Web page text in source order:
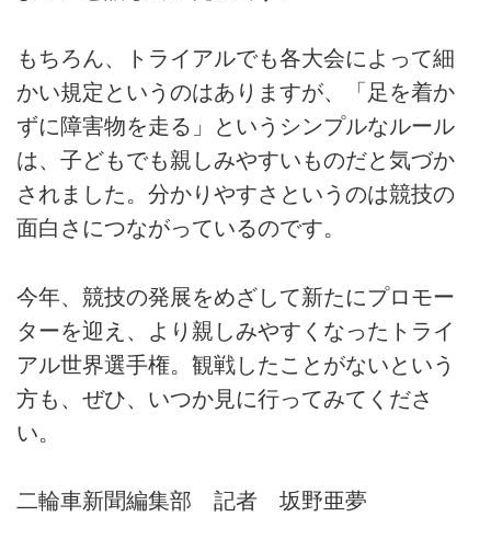
もちろん、トライアルでも各大会によって細
かい規定というのはありますが、「足を着か
ずに障害物を走る」というシンプルなルール
は、子どもでも親しみやすいものだと気づか
されました。分かりやすさというのは競技の
面白さにつながっているのです。
今年、競技の発展をめざして新たにプロモー
ターを迎え、より親しみやすくなったトライ
アル世界選手権。観戦したことがないという
方も、ぜひ、いつか見に行ってみてくださ
い。
二輪車新聞編集部 記者 坂野亜夢